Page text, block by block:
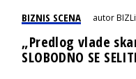
BIZNIS SCENA autor
„Predlog vlade
SLOBODNO SE